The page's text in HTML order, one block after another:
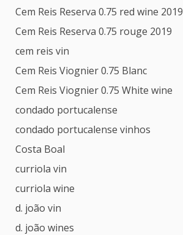
Cem Reis Reserva 0.75 red wine 2019
Cem Reis Reserva 0.75 rouge 2019
cem reis vin
Cem Reis Viognier 0.75 Blanc
Cem Reis Viognier 0.75 White wine
condado portucalense
condado portucalense vinhos
Costa Boal
curriola vin
curriola wine
d. joão vin
d. joão wines